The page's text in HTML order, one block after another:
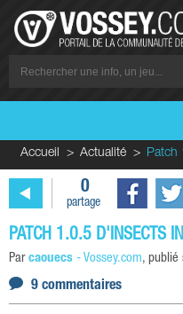
Accueil Actualité Patch
0
partage
PATCH 1.0.5 D'INSECTS
Par caouecs - Vossey.com, publié
9 commentaires